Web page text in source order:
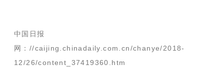
中国日报
网：//caijing.chinadaily.com.cn/chanye/2018-
12/26/content_37419360.htm